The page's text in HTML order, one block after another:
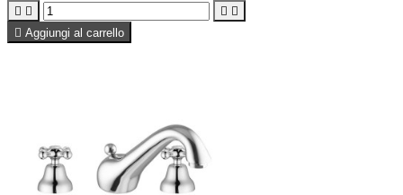
   
 Aggiungi al carrello